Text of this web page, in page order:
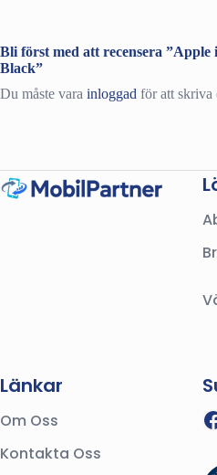
Bli först med att recensera ”Apple
Black”
Du måste vara inloggad för att skriva
Länkar
Om Oss
Kontakta Oss